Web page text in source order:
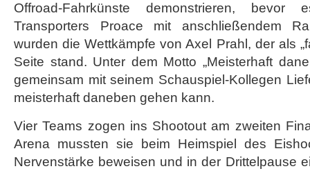
Offroad-Fahrkünste demonstrieren,
Transporters Proace mit anschließendem
wurden die Wettkämpfe von Axel Prahl, der als
Seite stand. Unter dem Motto „Meisterhaft
gemeinsam mit seinem Schauspiel-Kollegen
meisterhaft daneben gehen kann.
Vier Teams zogen ins Shootout am zweiten
Arena mussten sie beim Heimspiel des
Nervenstärke beweisen und in der Drittelpause